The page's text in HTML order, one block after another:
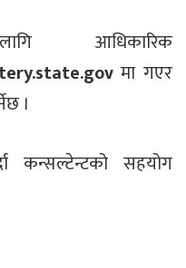
आधिकारिक
मा गएर
।
कन्सल्टेन्टको सहयोग